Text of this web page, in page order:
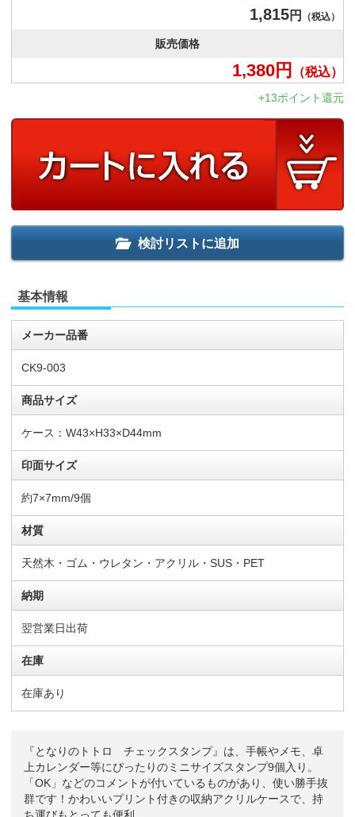
1,815円 （税込）
販売価格
1,380円 （税込）
+13ポイント還元
検討リストに追加
基本情報
メーカー品番
CK9-003
商品サイズ
ケース：W43×H33×D44mm
印面サイズ
約7×7mm/9個
材質
天然木・ゴム・ウレタン・アクリル・SUS・PET
納期
翌営業日出荷
在庫
在庫あり
『となりのトトロ チェックスタンプ』は、手帳やメモ、卓
上カレンダー等にぴったりのミニサイズスタンプ9個入り。
「OK」などのコメントが付いているものがあり、使い勝手抜
群です！かわいいプリント付きの収納アクリルケースで、持
ち運びもとっても便利。